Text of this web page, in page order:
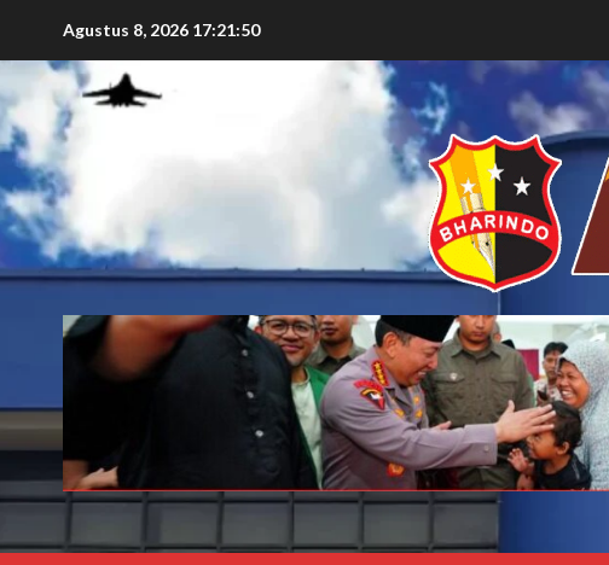
Agustus 8, 2026 17:21:52